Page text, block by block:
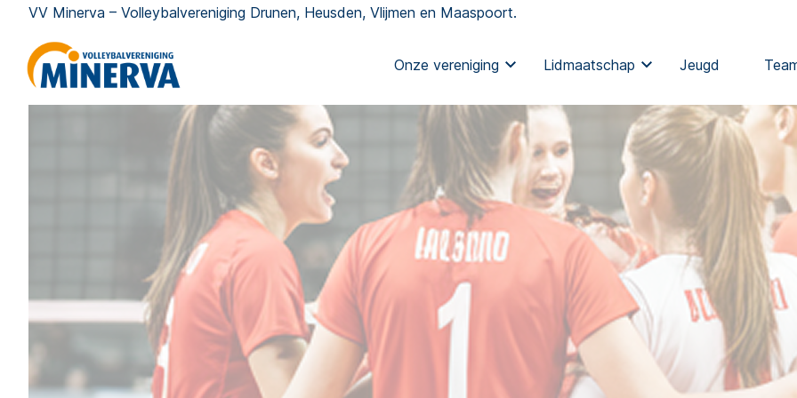
VV Minerva – Volleybalvereniging Drunen, Heusden, Vlijmen en Maaspoort.
Onze vereniging
Bestuur / Organisatie
Huishoudelijk reglement
Commissies
Wedstrijdzaken
Veilig Sportklimaat
Lidmaatschap
Meetrainen
Lid worden
Contributie
Lidmaatschap opzeggen
Jeugd
Jeugd